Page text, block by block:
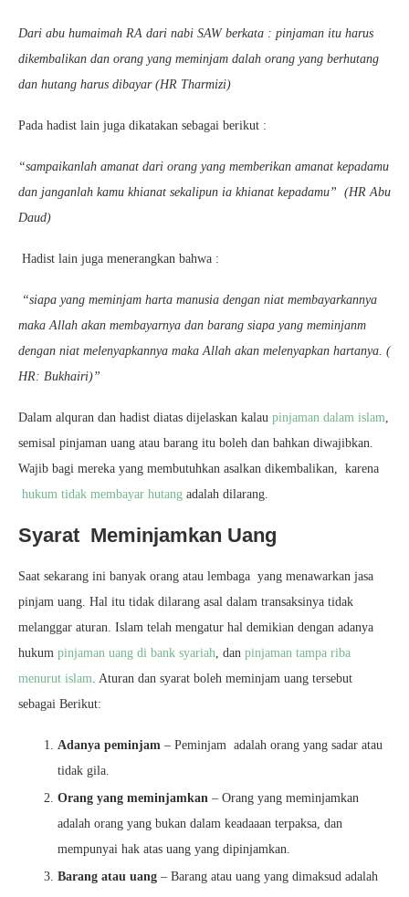
Dari abu humaimah RA dari nabi SAW berkata : pinjaman itu harus
dikembalikan dan orang yang meminjam dalah orang yang berhutang
dan hutang harus dibayar (HR Tharmizi)
Pada hadist lain juga dikatakan sebagai berikut :
“sampaikanlah amanat dari orang yang memberikan amanat kepadamu
dan janganlah kamu khianat sekalipun ia khianat kepadamu” (HR Abu
Daud)
Hadist lain juga menerangkan bahwa :
“siapa yang meminjam harta manusia dengan niat membayarkannya
maka Allah akan membayarnya dan barang siapa yang meminjanm
dengan niat melenyapkannya maka Allah akan melenyapkan hartanya. (
HR: Bukhairi)”
Dalam alquran dan hadist diatas dijelaskan kalau pinjaman dalam islam,
semisal pinjaman uang atau barang itu boleh dan bahkan diwajibkan.
Wajib bagi mereka yang membutuhkan asalkan dikembalikan, karena
hukum tidak membayar hutang adalah dilarang.
Syarat Meminjamkan Uang
Saat sekarang ini banyak orang atau lembaga yang menawarkan jasa
pinjam uang. Hal itu tidak dilarang asal dalam transaksinya tidak
melanggar aturan. Islam telah mengatur hal demikian dengan adanya
hukum pinjaman uang di bank syariah, dan pinjaman tampa riba
menurut islam. Aturan dan syarat boleh meminjam uang tersebut
sebagai Berikut:
Adanya peminjam – Peminjam adalah orang yang sadar atau
tidak gila.
Orang yang meminjamkan – Orang yang meminjamkan
adalah orang yang bukan dalam keadaaan terpaksa, dan
mempunyai hak atas uang yang dipinjamkan.
Barang atau uang – Barang atau uang yang dimaksud adalah